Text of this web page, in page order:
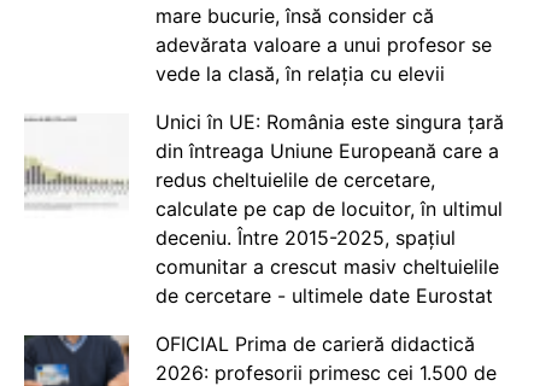
mare bucurie, însă consider că
adevărata valoare a unui profesor se
vede la clasă, în relația cu elevii
Unici în UE: România este singura țară
din întreaga Uniune Europeană care a
redus cheltuielile de cercetare,
calculate pe cap de locuitor, în ultimul
deceniu. Între 2015-2025, spațiul
comunitar a crescut masiv cheltuielile
de cercetare - ultimele date Eurostat
OFICIAL Prima de carieră didactică
2026: profesorii primesc cei 1.500 de